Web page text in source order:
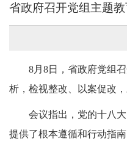
省政府召开党组主题
8月8日，省政府党组
析，检视整改、以案促改
会议指出，党的十八
提供了根本遵循和行动指